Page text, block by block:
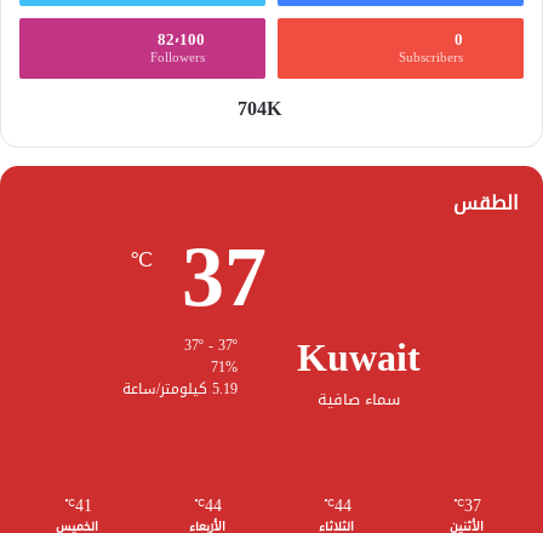
0
Subscribers
82٬100
Followers
704K
الطقس
Kuwait
سماء صافية
37
℃
71%
5.19 كيلومتر/ساعة
37
℃
الأثنين
44
℃
الثلاثاء
44
℃
الأربعاء
41
℃
الخميس